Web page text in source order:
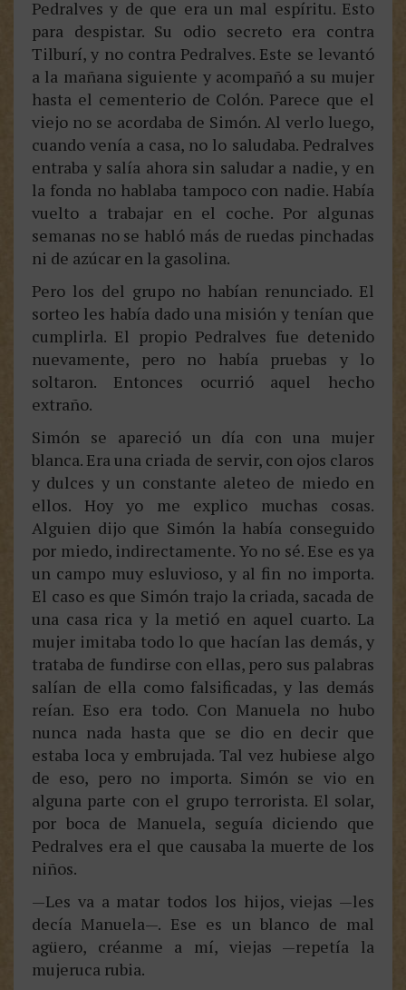
Pedralves y de que era un mal espíritu. Esto
para despistar. Su odio secreto era contra
Tilburí, y no contra Pedralves. Este se levantó
a la mañana siguiente y acompañó a su mujer
hasta el cementerio de Colón. Parece que el
viejo no se acordaba de Simón. Al verlo luego,
cuando venía a casa, no lo saludaba. Pedralves
entraba y salía ahora sin saludar a nadie, y en
la fonda no hablaba tampoco con nadie. Había
vuelto a trabajar en el coche. Por algunas
semanas no se habló más de ruedas pinchadas
ni de azúcar en la gasolina.
Pero los del grupo no habían renunciado. El
sorteo les había dado una misión y tenían que
cumplirla. El propio Pedralves fue detenido
nuevamente, pero no había pruebas y lo
soltaron. Entonces ocurrió aquel hecho
extraño.
Simón se apareció un día con una mujer
blanca. Era una criada de servir, con ojos claros
y dulces y un constante aleteo de miedo en
ellos. Hoy yo me explico muchas cosas.
Alguien dijo que Simón la había conseguido
por miedo, indirectamente. Yo no sé. Ese es ya
un campo muy esluvioso, y al fin no importa.
El caso es que Simón trajo la criada, sacada de
una casa rica y la metió en aquel cuarto. La
mujer imitaba todo lo que hacían las demás, y
trataba de fundirse con ellas, pero sus palabras
salían de ella como falsificadas, y las demás
reían. Eso era todo. Con Manuela no hubo
nunca nada hasta que se dio en decir que
estaba loca y embrujada. Tal vez hubiese algo
de eso, pero no importa. Simón se vio en
alguna parte con el grupo terrorista. El solar,
por boca de Manuela, seguía diciendo que
Pedralves era el que causaba la muerte de los
niños.
—Les va a matar todos los hijos, viejas —les
decía Manuela—. Ese es un blanco de mal
agüero, créanme a mí, viejas —repetía la
mujeruca rubia.